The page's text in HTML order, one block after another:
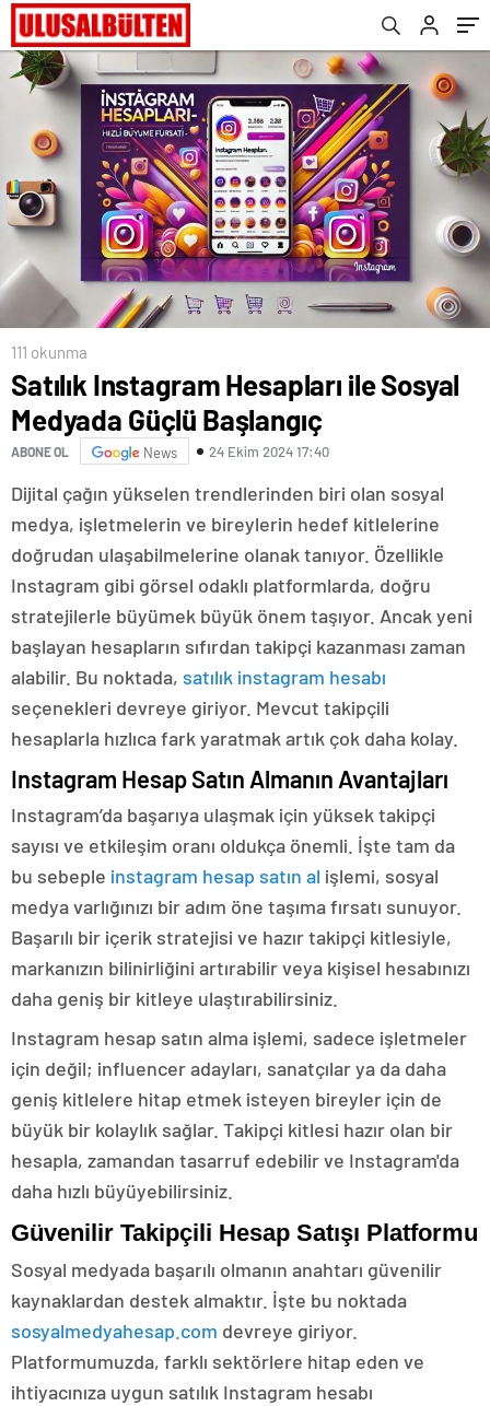
111 okunma
Satılık Instagram Hesapları ile Sosyal
Medyada Güçlü Başlangıç
ABONE OL News 24 Ekim 2024 17:40
Dijital çağın yükselen trendlerinden biri olan sosyal
medya, işletmelerin ve bireylerin hedef kitlelerine
doğrudan ulaşabilmelerine olanak tanıyor. Özellikle
Instagram gibi görsel odaklı platformlarda, doğru
stratejilerle büyümek büyük önem taşıyor. Ancak yeni
başlayan hesapların sıfırdan takipçi kazanması zaman
alabilir. Bu noktada, satılık instagram hesabı
seçenekleri devreye giriyor. Mevcut takipçili
hesaplarla hızlıca fark yaratmak artık çok daha kolay.
Instagram Hesap Satın Almanın Avantajları
Instagram’da başarıya ulaşmak için yüksek takipçi
sayısı ve etkileşim oranı oldukça önemli. İşte tam da
bu sebeple instagram hesap satın al işlemi, sosyal
medya varlığınızı bir adım öne taşıma fırsatı sunuyor.
Başarılı bir içerik stratejisi ve hazır takipçi kitlesiyle,
markanızın bilinirliğini artırabilir veya kişisel hesabınızı
daha geniş bir kitleye ulaştırabilirsiniz.
Instagram hesap satın alma işlemi, sadece işletmeler
için değil; influencer adayları, sanatçılar ya da daha
geniş kitlelere hitap etmek isteyen bireyler için de
büyük bir kolaylık sağlar. Takipçi kitlesi hazır olan bir
hesapla, zamandan tasarruf edebilir ve Instagram'da
daha hızlı büyüyebilirsiniz.
Güvenilir Takipçili Hesap Satışı Platformu
Sosyal medyada başarılı olmanın anahtarı güvenilir
kaynaklardan destek almaktır. İşte bu noktada
sosyalmedyahesap.com devreye giriyor.
Platformumuzda, farklı sektörlere hitap eden ve
ihtiyacınıza uygun satılık Instagram hesabı